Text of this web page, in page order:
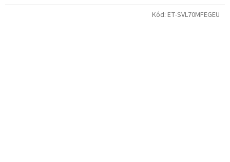
Kód: ET-SVL70MFEGEU